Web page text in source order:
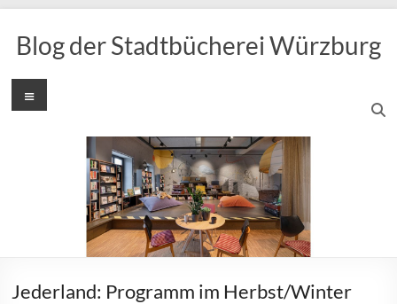
Inhalt
springen
Blog der Stadtbücherei Würzburg
Menü
Jederland: Programm im Herbst/Winter